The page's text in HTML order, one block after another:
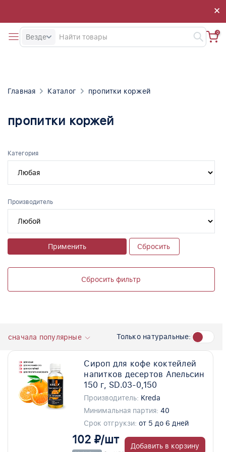
×
×
Везде
0
Главная Каталог пропитки коржей
пропитки коржей
Категория
Производитель
Применить Сбросить
Сбросить фильтр
сначала популярные Только натуральные:
Сироп для кофе коктейлей
напитков десертов Апельсин
150 г, SD.03-0,150
Производитель: Kreda
Минимальная партия: 40
Срок отгрукзи: от 5 до 6 дней
102 ₽/шт Добавить в корзину